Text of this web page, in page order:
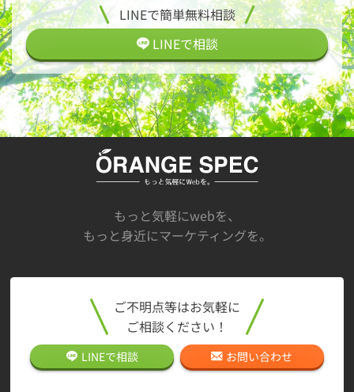
LINEで簡単無料相談
LINEで相談
もっと気軽にwebを、
もっと身近にマーケティングを。
ご不明点等はお気軽に
ご相談ください！
LINEで相談 お問い合わせ